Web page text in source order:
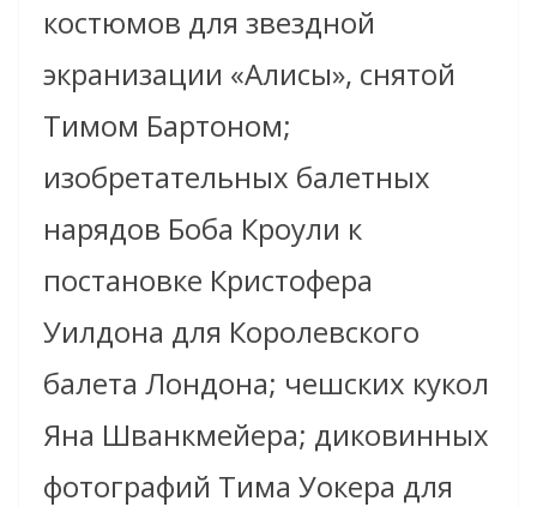
костюмов для звездной
экранизации «Алисы», снятой
Тимом Бартоном;
изобретательных балетных
нарядов Боба Кроули к
постановке Кристофера
Уилдона для Королевского
балета Лондона; чешских кукол
Яна Шванкмейера; диковинных
фотографий Тима Уокера для